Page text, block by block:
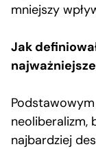
mniejszy
Jak
neoliberalizm,
najbardziej